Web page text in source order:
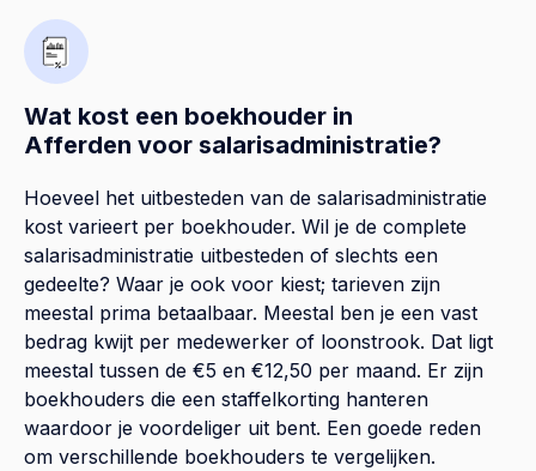
Wat kost een boekhouder in
Afferden voor salarisadministratie?
Hoeveel het uitbesteden van de salarisadministratie
kost varieert per boekhouder. Wil je de complete
salarisadministratie uitbesteden of slechts een
gedeelte? Waar je ook voor kiest; tarieven zijn
meestal prima betaalbaar. Meestal ben je een vast
bedrag kwijt per medewerker of loonstrook. Dat ligt
meestal tussen de €5 en €12,50 per maand. Er zijn
boekhouders die een staffelkorting hanteren
waardoor je voordeliger uit bent. Een goede reden
om verschillende boekhouders te vergelijken.